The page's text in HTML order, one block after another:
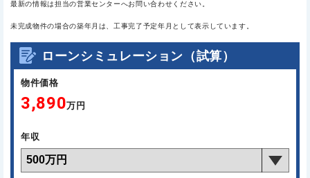
最新の情報は担当の営業センターへお問い合わせください。
未完成物件の場合の築年月は、工事完了予定年月として表示しています。
ローンシミュレーション（試算）
物件価格
3,890万円
年収